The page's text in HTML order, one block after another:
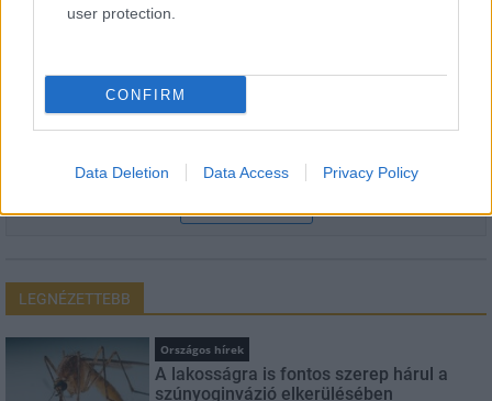
user protection.
CONFIRM
Data Deletion Data Access Privacy Policy
Feliratkozom a hírlevélre és elfogadom azadatvédelmi
LEGNÉZETTEBB
Országos hírek
A lakosságra is fontos szerep hárul a
szúnyoginvázió elkerülésében